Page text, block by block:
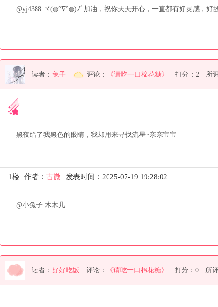
@yj4388 ヾ(◍°∇°◍)ﾉﾞ加油，祝你天天开心，一直都有好灵感，好
读者： 兔子 评论： 《请吃一口棉花糖》 打分：2 所
黑夜给了我黑色的眼睛，我却用来寻找流星~亲亲宝宝
1楼 作者： 古微 发表时间：2025-07-19 19:28:02
@小兔子 木木几
读者： 好好吃饭 评论： 《请吃一口棉花糖》 打分：0 所